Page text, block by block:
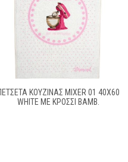
ΚΟΥΖΙΝΑΣ MIXER 01 40Χ60
WHITE ΜΕ ΚΡΟΣΣΙ ΒΑΜΒ.